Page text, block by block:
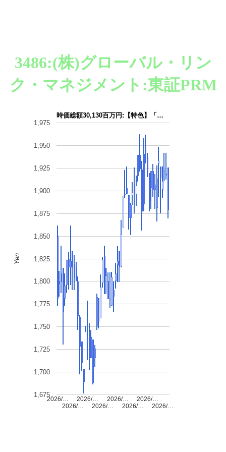
3486:(株)グローバル・リン
ク・マネジメント:東証PRM
時価総額30,130百万円:【特色】「…
2026/…
2026/…
2026/…
2026/…
2026/…
2026/…
2026/…
2026/…
1,675
1,700
1,725
1,750
1,775
1,800
1,825
1,850
1,875
1,900
1,925
1,950
1,975
Yen